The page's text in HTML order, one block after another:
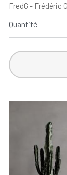
FredG - Frédéric
Quantité